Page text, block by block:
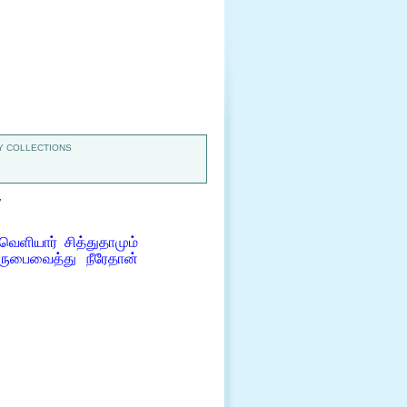
COLLECTIONS
சித்துதாமும்
நீரேதான்